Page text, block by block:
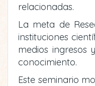
relacionadas.
La meta de
instituciones
medios ingresos
conocimiento.
Este seminario